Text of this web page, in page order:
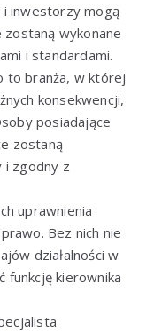
i inwestorzy mogą
wykonane
i standardami.
to branża, w której
konsekwencji,
posiadające
zostaną
i zgodny z
uprawnienia
Bez nich nie
działalności w
funkcję kierownika